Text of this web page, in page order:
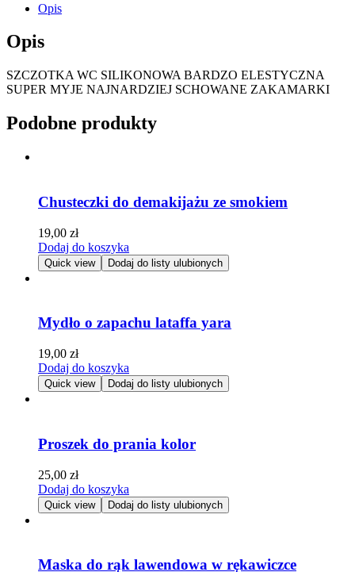
Opis
Opis
SZCZOTKA WC SILIKONOWA BARDZO ELESTYCZNA
SUPER MYJE NAJNARDZIEJ SCHOWANE ZAKAMARKI
Podobne produkty
Chusteczki do demakijażu ze smokiem
19,00 zł
Dodaj do koszyka
Quick view Dodaj do listy ulubionych
Mydło o zapachu lataffa yara
19,00 zł
Dodaj do koszyka
Quick view Dodaj do listy ulubionych
Proszek do prania kolor
25,00 zł
Dodaj do koszyka
Quick view Dodaj do listy ulubionych
Maska do rąk lawendowa w rękawiczce